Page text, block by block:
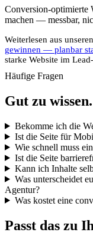
Conversion-optimierte
machen — messbar,
Weiterlesen aus
gewinnen — planbar
starke Website im
Häufige Fragen
Gut zu wissen.
Bekomme ich die
Ist die Seite für
Wie schnell muss
Ist die Seite
Kann ich Inhalte
Was unterscheidet
Agentur?
Was kostet eine
Passt das zu